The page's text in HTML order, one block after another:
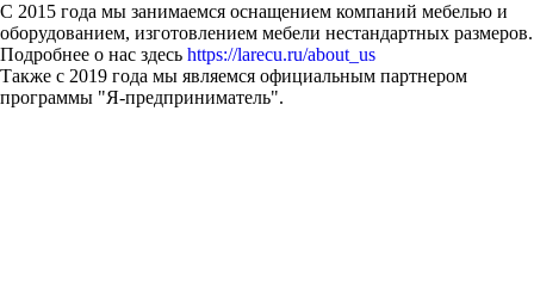
С 2015 года мы занимаемся оснащением компаний мебелью и
оборудованием, изготовлением мебели нестандартных размеров.
Подробнее о нас здесь https://larecu.ru/about_us
Также с 2019 года мы являемся официальным партнером
программы "Я-предприниматель".